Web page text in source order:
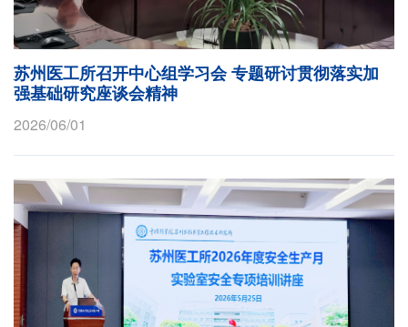
苏州医工所召开中心组学习会 专题研讨贯彻落实加
强基础研究座谈会精神
2026/06/01